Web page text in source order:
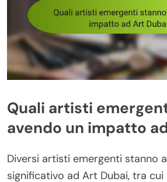
Quali artisti
avendo un impatto
Diversi artisti emergenti stanno
significativo ad Art Dubai, tra cui